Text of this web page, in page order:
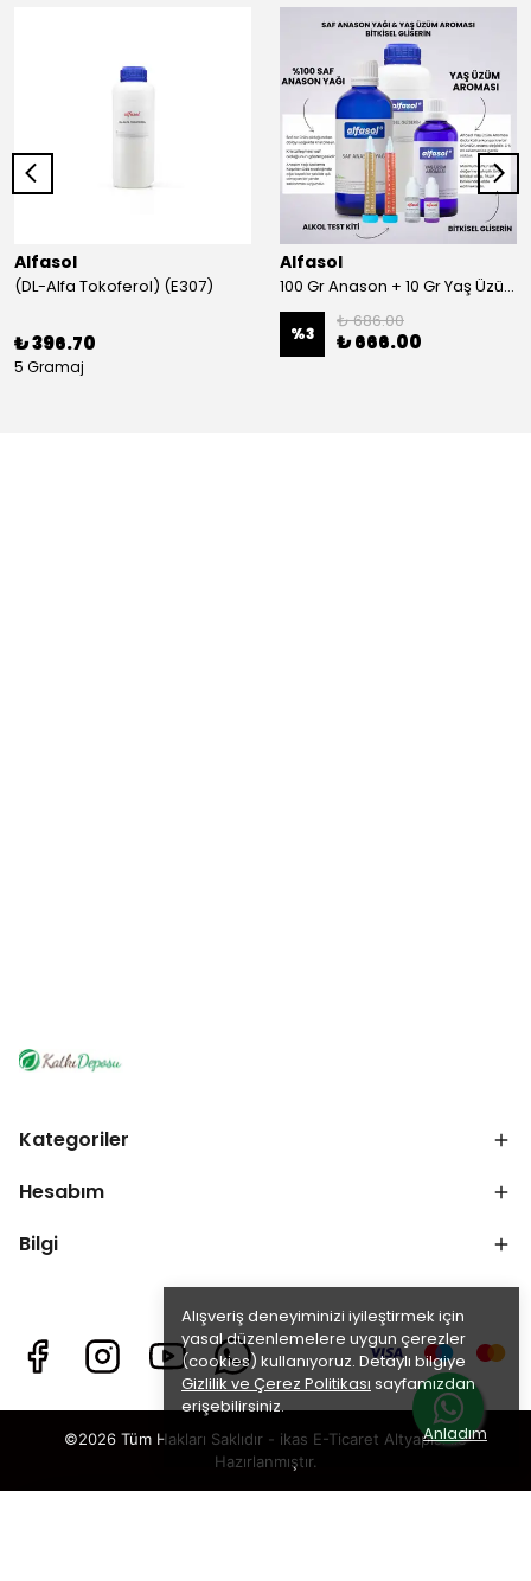
Alışveriş deneyiminizi iyileştirmek için
yasal düzenlemelere uygun çerezler
(cookies) kullanıyoruz. Detaylı bilgiye
Gizlilik ve Çerez Politikası sayfamızdan
erişebilirsiniz.
Anladım
Alfasol
(DL-Alfa Tokoferol) (E307)
₺ 396.70
5 Gramaj
Alfasol
100 Gr Anason + 10 Gr Yaş Üzüm + 250 Gr Gliserin + Alkol Test Kiti
%3
₺ 686.00
₺ 666.00
Kategoriler
Hesabım
Bilgi
©2026 Tüm Hakları Saklıdır - ikas E-Ticaret Altyapısı ile
Hazırlanmıştır.